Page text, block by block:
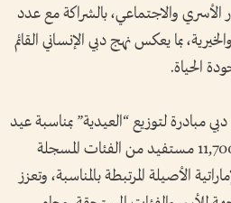
الأسري والاجتماعي، بالشراكة مع عدد
بما يعكس نهج دبي الإنساني القائم
الحياة.
مبادرة لتوزيع “العيدية” بمناسبة عيد
الأضحى المبارك على أكثر من 11,700 مستفيد من الفئات المسجلة
الأصيلة المرتبطة بالمناسبة، وتعزز